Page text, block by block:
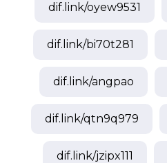
dif.link/oyew9531
dif.link/bi70t281
dif.link/angpao
dif.link/qtn9q979
dif.link/jzipx111